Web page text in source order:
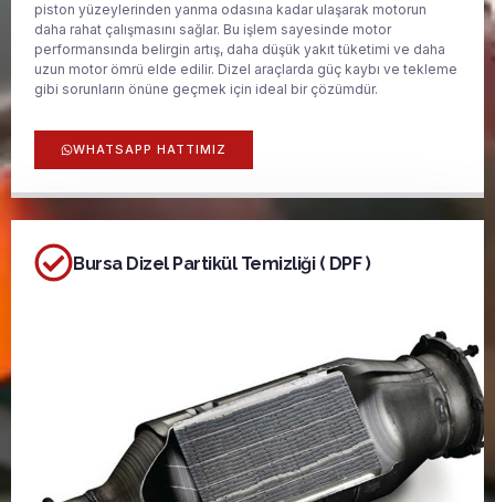
piston yüzeylerinden yanma odasına kadar ulaşarak motorun
daha rahat çalışmasını sağlar. Bu işlem sayesinde motor
performansında belirgin artış, daha düşük yakıt tüketimi ve daha
uzun motor ömrü elde edilir. Dizel araçlarda güç kaybı ve tekleme
gibi sorunların önüne geçmek için ideal bir çözümdür.
WHATSAPP HATTIMIZ
Bursa Dizel Partikül Temizliği ( DPF )